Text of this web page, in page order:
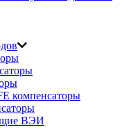
компенсаторы
ВЭИ